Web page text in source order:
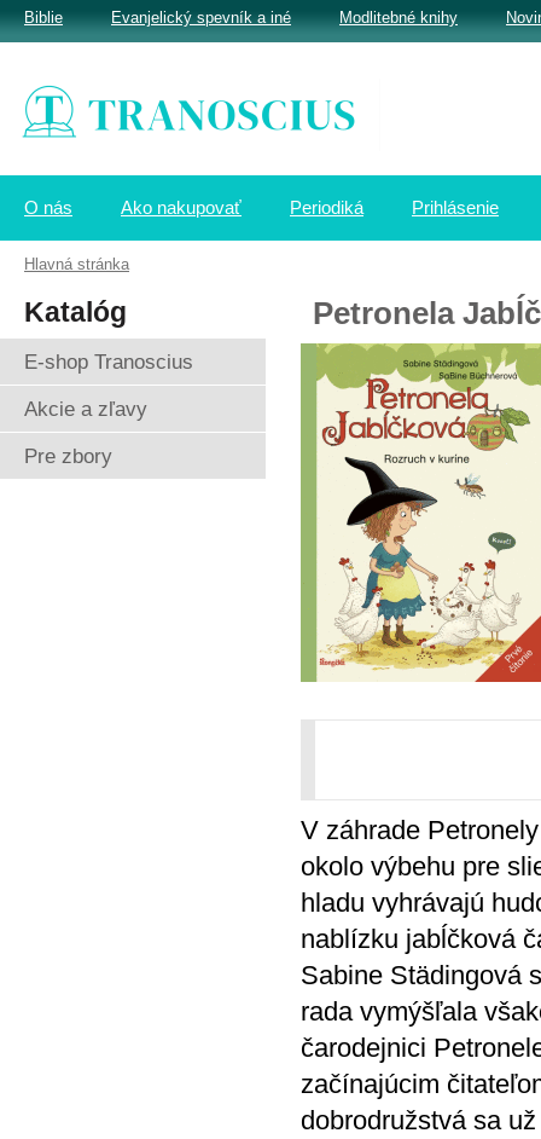
O nás Ako nakupovať Periodiká Prihlásenie
Petronela
V záhrade
okolo výbehu pre
hladu vyhrávajú
nablízku jabĺčková
Sabine Städingová
rada vymýšľala
čarodejnici
začínajúcim
dobrodružstvá sa
Katalóg
E-shop Tranoscius
Akcie a zľavy
Pre zbory
Biblie Evanjelický spevník a iné Modlitebné knihy
Hlavná stránka